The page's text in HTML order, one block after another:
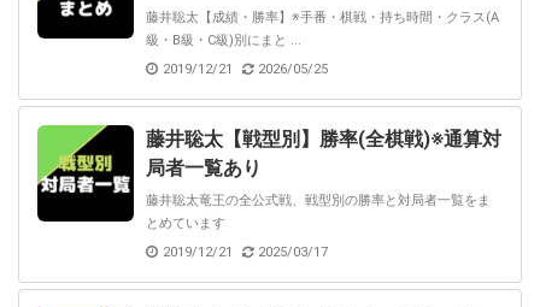
藤井聡太【成績・勝率】※手番・棋戦・持ち時間・クラス(A
級・B級・C級)別にまと ...
2019/12/21
2026/05/25
藤井聡太【戦型別】勝率(全棋戦)※通算対
局者一覧あり
藤井聡太竜王の全公式戦、戦型別の勝率と対局者一覧をま
とめています
2019/12/21
2025/03/17